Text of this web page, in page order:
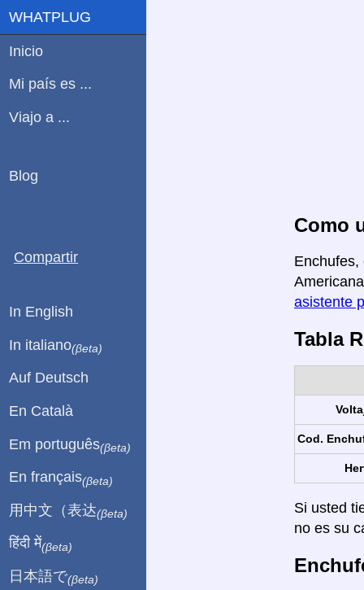
Como
Enchufes,
asistente
Tabla
Cod.
Si usted
no es su
WHATPLUG
Inicio
Mi país es ...
Viajo a ...
Blog
Compartir
In English
In italiano(βeta)
Auf Deutsch
En Català
Em português(βeta)
En français(βeta)
用中文（表达(βeta)
हिंदी में(βeta)
日本語で(βeta)